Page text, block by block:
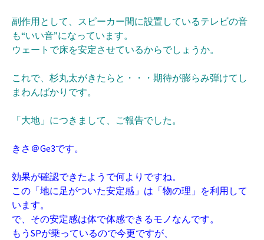
副作用として、スピーカー間に設置しているテレビの音
も“いい音”になっています。
ウェートで床を安定させているからでしょうか。
これで、杉丸太がきたらと・・・ 期待が膨らみ弾けてし
まわんばかりです。
「大地」につきまして、ご報告でした。
きさ＠Ge3です。
効果が確認できたようで何よりですね。
この「地に足がついた安定感」は「物の理」を利用して
います。
で、その安定感は体で体感できるモノなんです。
もうSPが乗っているので今更ですが、